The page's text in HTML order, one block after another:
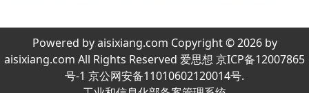
Powered by aisixiang.com Copyright © 2026 by
aisixiang.com All Rights Reserved 爱思想 京ICP备12007865
号-1 京公网安备11010602120014号.